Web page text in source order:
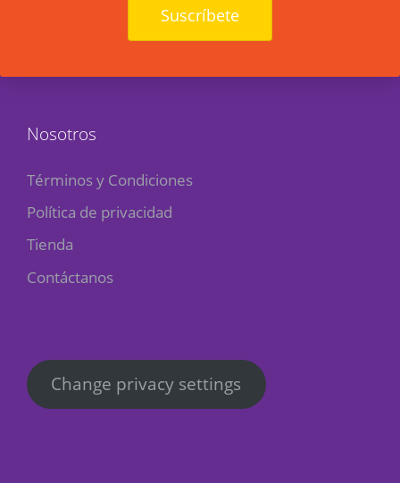
Suscríbete
Nosotros
Términos y Condiciones
Política de privacidad
Tienda
Contáctanos
Change privacy settings